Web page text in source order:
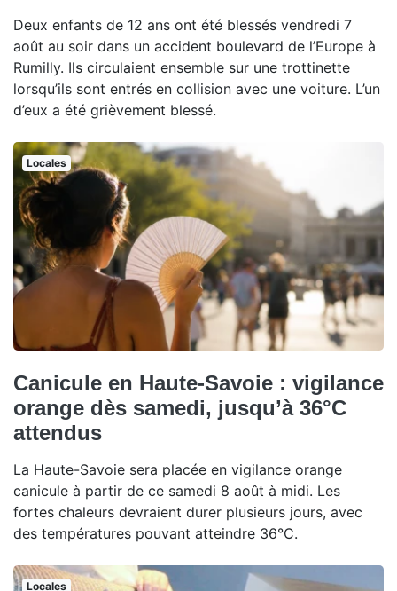
Deux enfants de 12 ans ont été blessés vendredi 7
août au soir dans un accident boulevard de l’Europe à
Rumilly. Ils circulaient ensemble sur une trottinette
lorsqu’ils sont entrés en collision avec une voiture. L’un
d’eux a été grièvement blessé.
Locales
Canicule en Haute-Savoie : vigilance
orange dès samedi, jusqu’à 36°C
attendus
La Haute-Savoie sera placée en vigilance orange
canicule à partir de ce samedi 8 août à midi. Les
fortes chaleurs devraient durer plusieurs jours, avec
des températures pouvant atteindre 36°C.
Locales